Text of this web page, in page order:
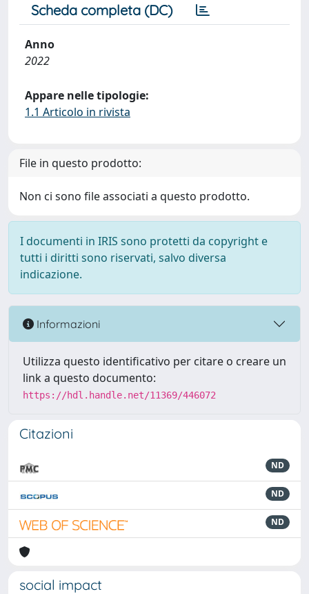
Scheda completa (DC)
Anno
2022
Appare nelle tipologie:
1.1 Articolo in rivista
File in questo prodotto:
Non ci sono file associati a questo prodotto.
I documenti in IRIS sono protetti da copyright e
tutti i diritti sono riservati, salvo diversa
indicazione.
Informazioni
Utilizza questo identificativo per citare o creare un
link a questo documento:
https://hdl.handle.net/11369/446072
Citazioni
ND
ND
ND
social impact